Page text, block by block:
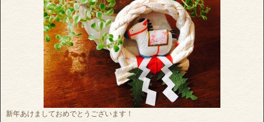
新年あけましておめでとうございます！